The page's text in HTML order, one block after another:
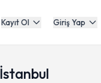
Kayıt Ol Giriş Yap